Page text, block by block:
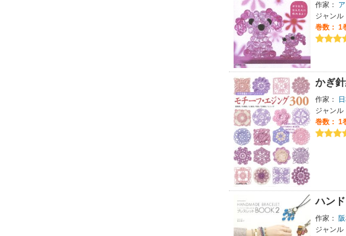
作家：
ジャンル
巻数： 1
かぎ
作家：
ジャンル
巻数： 1
ハン
作家：
ジャンル